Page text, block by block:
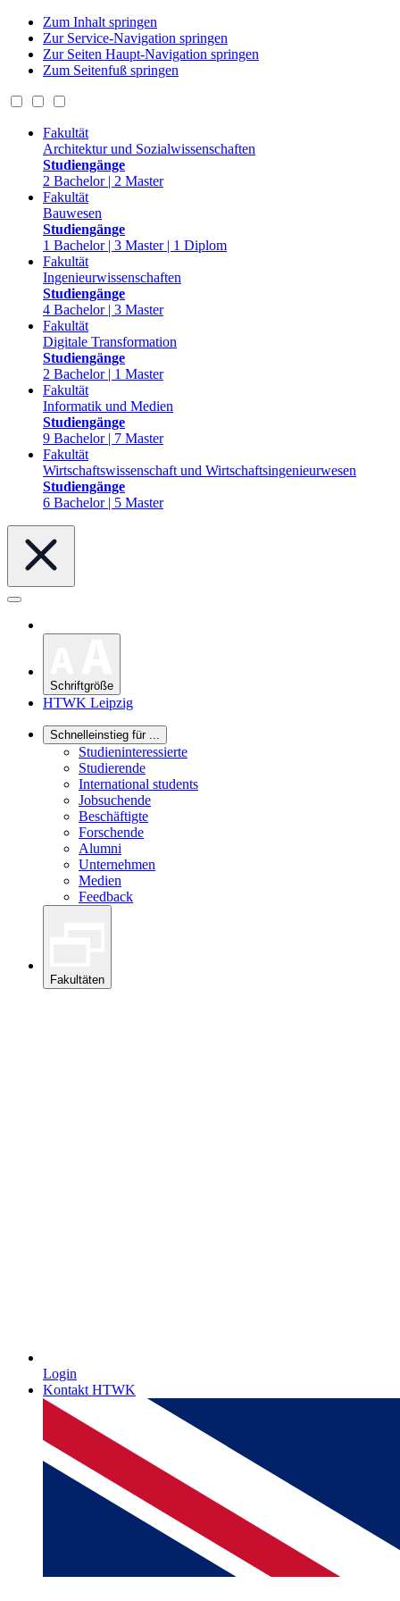
Zum Inhalt springen
Zur Service-Navigation springen
Zur Seiten Haupt-Navigation springen
Zum Seitenfuß springen
Fakultät
Architektur und Sozialwissenschaften
Studiengänge
2 Bachelor | 2 Master
Fakultät
Bauwesen
Studiengänge
1 Bachelor | 3 Master | 1 Diplom
Fakultät
Ingenieurwissenschaften
Studiengänge
4 Bachelor | 3 Master
Fakultät
Digitale Transformation
Studiengänge
2 Bachelor | 1 Master
Fakultät
Informatik und Medien
Studiengänge
9 Bachelor | 7 Master
Fakultät
Wirtschaftswissenschaft und Wirtschaftsingenieurwesen
Studiengänge
6 Bachelor | 5 Master
Schriftgröße
HTWK Leipzig
Schnelleinstieg für ...
Studieninteressierte
Studierende
International students
Jobsuchende
Beschäftigte
Forschende
Alumni
Unternehmen
Medien
Feedback
Fakultäten
Login
Kontakt HTWK